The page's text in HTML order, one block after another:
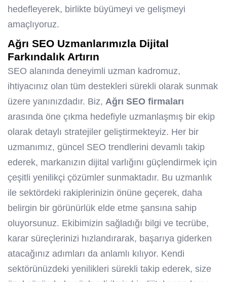
hedefleyerek, birlikte büyümeyi ve gelişmeyi
amaçlıyoruz.
Ağrı SEO Uzmanlarımızla Dijital
Farkındalık Artırın
SEO alanında deneyimli uzman kadromuz,
ihtiyacınız olan tüm destekleri sürekli olarak sunmak
üzere yanınızdadır. Biz, Ağrı SEO firmaları
arasında öne çıkma hedefiyle uzmanlaşmış bir ekip
olarak detaylı stratejiler geliştirmekteyiz. Her bir
uzmanımız, güncel SEO trendlerini devamlı takip
ederek, markanızın dijital varlığını güçlendirmek için
çeşitli yenilikçi çözümler sunmaktadır. Bu uzmanlık
ile sektördeki rakiplerinizin önüne geçerek, daha
belirgin bir görünürlük elde etme şansına sahip
oluyorsunuz. Ekibimizin sağladığı bilgi ve tecrübe,
karar süreçlerinizi hızlandırarak, başarıya giderken
atacağınız adımları da anlamlı kılıyor. Kendi
sektörünüzdeki yenilikleri sürekli takip ederek, size